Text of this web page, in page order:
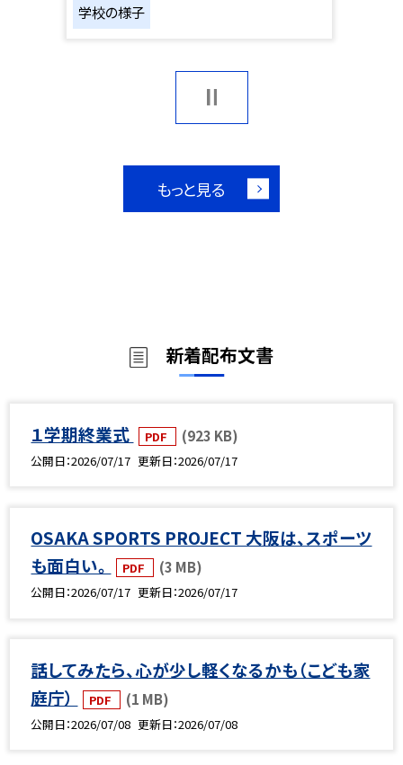
学校の様子
もっと見る
新着配布文書
１学期終業式 PDF (923 KB)
公開日 2026/07/17 更新日 2026/07/17
OSAKA SPORTS PROJECT 大阪は、スポーツ
も面白い。
PDF (3 MB)
公開日 2026/07/17 更新日 2026/07/17
話してみたら、心が少し軽くなるかも（こども家
庭庁）
PDF (1 MB)
公開日 2026/07/08 更新日 2026/07/08